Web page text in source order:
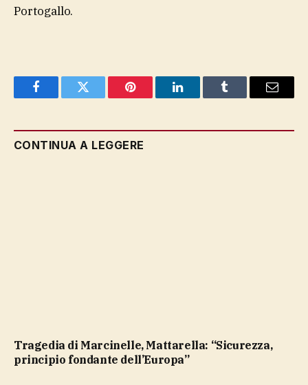
Portogallo.
FacebookTwitter Pinterest LinkedInTumblr Email
CONTINUA A LEGGERE
Tragedia di Marcinelle, Mattarella: “Sicurezza,
principio fondante dell’Europa”